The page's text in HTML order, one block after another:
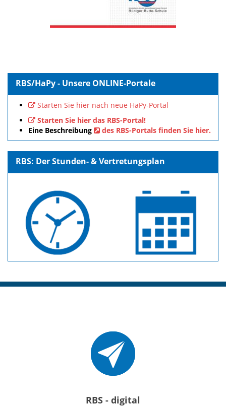
RBS/HaPy - Unsere ONLINE-Portale
Starten Sie hier nach neue HaPy-Portal
Starten Sie hier das RBS-Portal!
Eine Beschreibung
des RBS-Portals finden Sie hier.
RBS: Der Stunden- & Vertretungsplan
RBS - digital